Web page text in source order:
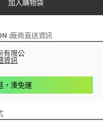
加入購物袋
:廠商直送資訊
有限公
資訊
，湊免運